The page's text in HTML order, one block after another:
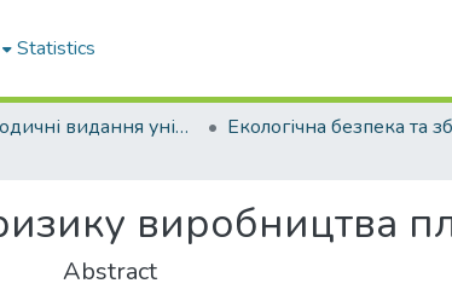
Statistics
Періодичні видання університету
виробництва
Abstract